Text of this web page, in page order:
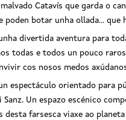
Catavís que garda o
poden botar unha ollada... que
divertida aventura para
todas e todos un pouco
cos nosos medos
espectáculo orientado para
Un espazo escénico
desta farsesca viaxe ao